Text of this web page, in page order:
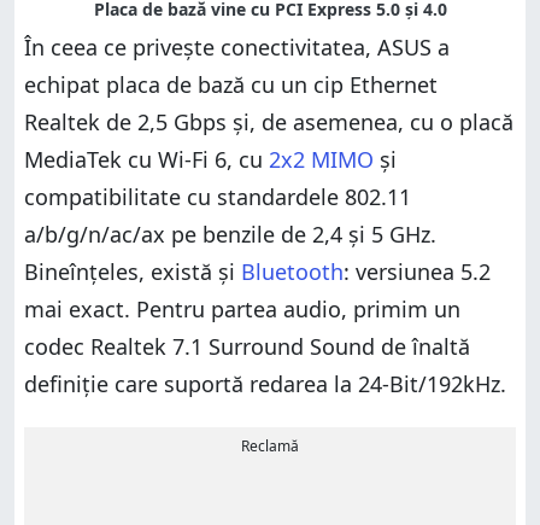
În ceea ce privește conectivitatea, ASUS a
echipat placa de bază cu un cip Ethernet
Realtek de 2,5 Gbps și, de asemenea, cu o placă
MediaTek cu Wi-Fi 6, cu 2x2 MIMO și
compatibilitate cu standardele 802.11
a/b/g/n/ac/ax pe benzile de 2,4 și 5 GHz.
Bineînțeles, există și Bluetooth: versiunea 5.2
mai exact. Pentru partea audio, primim un
codec Realtek 7.1 Surround Sound de înaltă
definiție care suportă redarea la 24-Bit/192kHz.
Reclamă